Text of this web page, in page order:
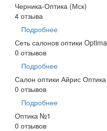
Черника-Оптика (Мск)
4 отзыва
Подробнее
Сеть салонов оптики Optima
0 отзывов
Подробнее
Салон оптики Айрис Оптика
0 отзывов
Подробнее
Оптика №1
0 отзывов